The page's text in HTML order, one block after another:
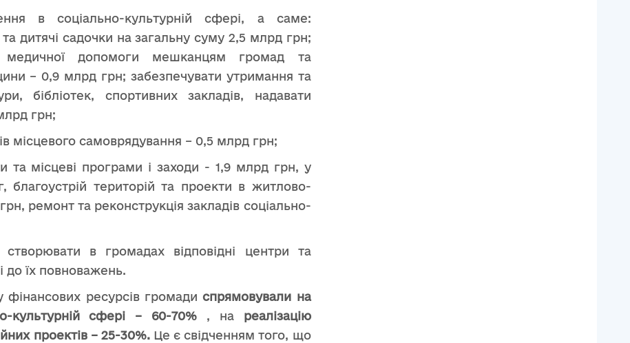
в соціально-культурній сфері, а саме:
дитячі садочки на загальну суму 2,5 млрд грн;
медичної допомоги мешканцям громад та
– 0,9 млрд грн; забезпечувати утримання та
бібліотек, спортивних закладів, надавати
грн;
місцевого самоврядування – 0,5 млрд грн;
та місцеві програми і заходи - 1,9 млрд грн, у
благоустрій територій та проекти в житлово-
ремонт та реконструкція закладів соціально-
створювати в громадах відповідні центри та
до їх повноважень.
фінансових ресурсів громадиспрямовували на
культурній сфері – 60-70% , на реалізацію
проектів – 25-30%.Це є свідченням того, що